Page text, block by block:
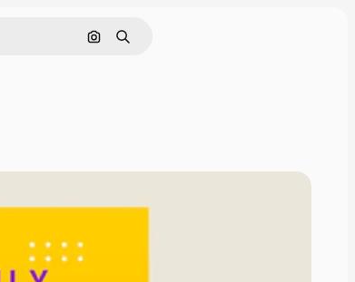
Buscar por imagen
Buscar